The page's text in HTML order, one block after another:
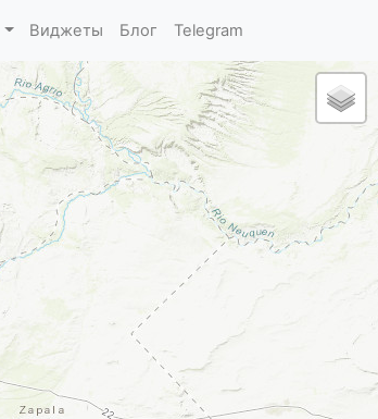
Виджеты Блог Telegram